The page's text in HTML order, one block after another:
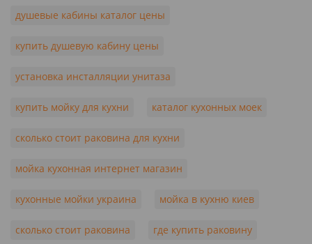
душевые кабины каталог цены
купить душевую кабину цены
установка инсталляции унитаза
купить мойку для кухни каталог кухонных моек
сколько стоит раковина для кухни
мойка кухонная интернет магазин
кухонные мойки украина мойка в кухню киев
сколько стоит раковина где купить раковину